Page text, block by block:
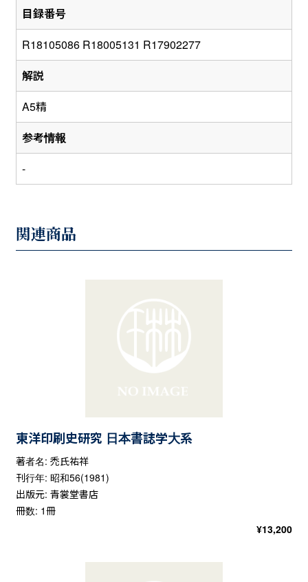
目録番号
R18105086 R18005131 R17902277
解説
A5精
参考情報
-
関連商品
東洋印刷史研究 日本書誌学大系
著者名: 禿氏祐祥
刊行年: 昭和56(1981)
出版元: 青裳堂書店
冊数: 1冊
¥13,200